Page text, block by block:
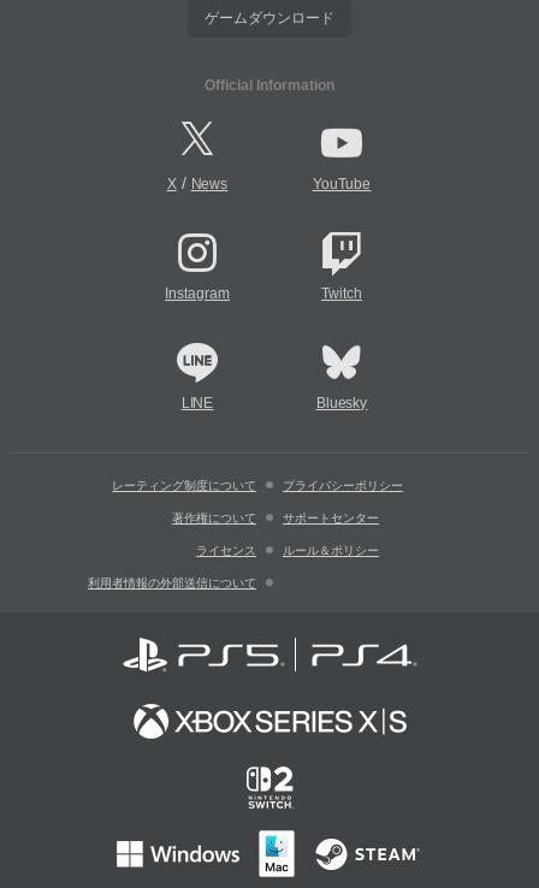
ゲームダウンロード
Official Information
X/ News YouTube
Instagram Twitch
LINE Bluesky
レーティング制度について プライバシーポリシー
著作権について サポートセンター
ライセンス ルール＆ポリシー
利用者情報の外部送信について